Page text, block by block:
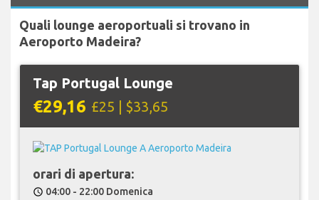
Quali lounge aeroportuali si trovano in
Aeroporto Madeira?
Tap Portugal Lounge
€29,16 £25 | $33,65
orari di apertura:
schedule 04:00 - 22:00 Domenica